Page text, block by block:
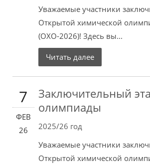
Уважаемые участники
Открытой химической
(ОХО-2026)! Здесь вы...
Читать далее
7
ФЕВ
26
Заключительный
олимпиады
2025/26 год
Уважаемые участники
Открытой химической